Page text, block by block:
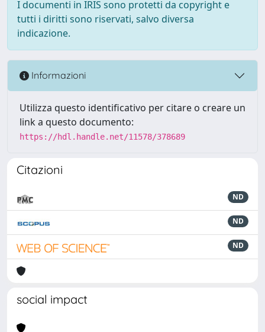
I documenti in IRIS sono protetti da copyright e
tutti i diritti sono riservati, salvo diversa
indicazione.
Informazioni
Utilizza questo identificativo per citare o creare un
link a questo documento:
https://hdl.handle.net/11578/378689
Citazioni
ND
ND
ND
social impact